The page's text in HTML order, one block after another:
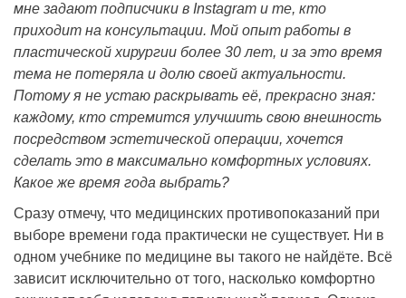
мне задают подписчики в Instagram и те, кто
приходит на консультации. Мой опыт работы в
пластической хирургии более 30 лет, и за это время
тема не потеряла и долю своей актуальности.
Потому я не устаю раскрывать её, прекрасно зная:
каждому, кто стремится улучшить свою внешность
посредством эстетической операции, хочется
сделать это в максимально комфортных условиях.
Какое же время года выбрать?
Сразу отмечу, что медицинских противопоказаний при
выборе времени года практически не существует. Ни в
одном учебнике по медицине вы такого не найдёте. Всё
зависит исключительно от того, насколько комфортно